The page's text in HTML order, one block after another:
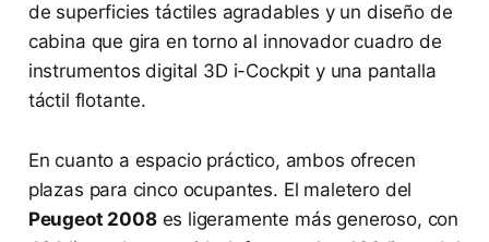
de superficies táctiles agradables y un diseño de
cabina que gira en torno al innovador cuadro de
instrumentos digital 3D i-Cockpit y una pantalla
táctil flotante.
En cuanto a espacio práctico, ambos ofrecen
plazas para cinco ocupantes. El maletero del
Peugeot 2008es ligeramente más generoso, con